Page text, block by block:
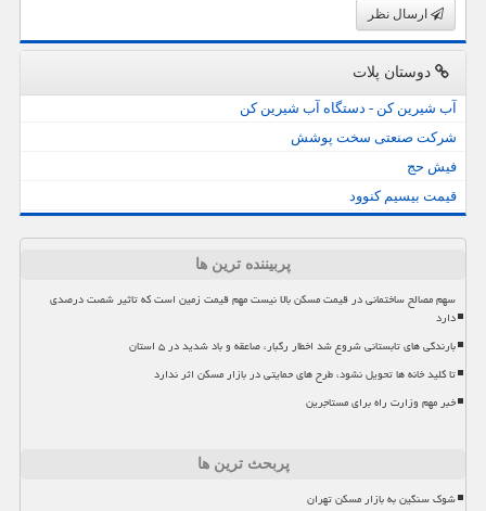
ارسال نظر
دوستان پلات
آب شیرین کن - دستگاه آب شیرین کن
شرکت صنعتی سخت پوشش
فیش حج
قیمت بیسیم کنوود
پربیننده ترین ها
سهم مصالح ساختمانی در قیمت مسکن بالا نیست مهم قیمت زمین است که تاثیر شصت درصدی
دارد
بارندگی های تابستانی شروع شد اخطار رگبار، صاعقه و باد شدید در ۵ استان
تا کلید خانه ها تحویل نشود، طرح های حمایتی در بازار مسکن اثر ندارد
خبر مهم وزارت راه برای مستاجرین
پربحث ترین ها
شوک سنگین به بازار مسکن تهران